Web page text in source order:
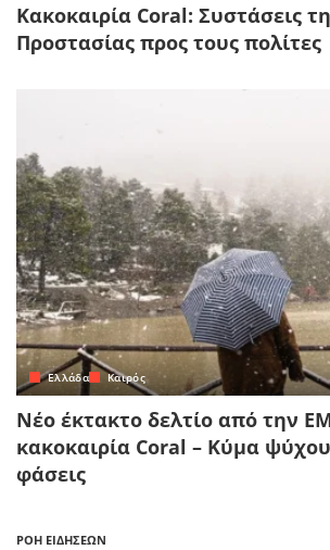
Κακοκαιρία Coral: Συστάσεις
Προστασίας προς τους πολίτες
Ελλάδα Καιρός
Νέο έκτακτο δελτίο από την
κακοκαιρία Coral – Κύμα
φάσεις
ΡΟΗ ΕΙΔΗΣΕΩΝ